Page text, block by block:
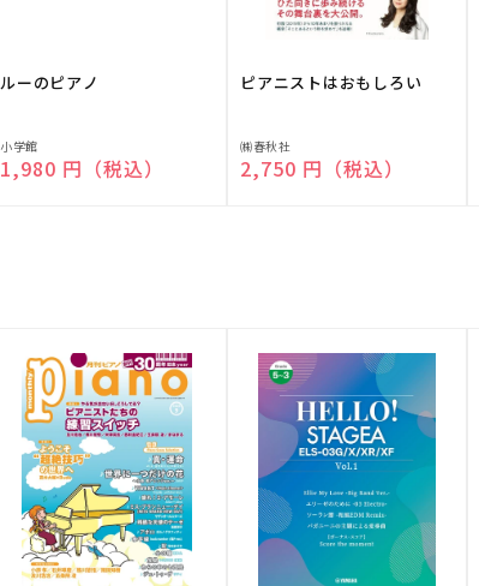
ルーのピアノ
販
売
小学館
通常価格
1,980 円（税込）
ピアニストはおもしろい
販
売
㈱春秋社
通常価格
2,750 円（税込）